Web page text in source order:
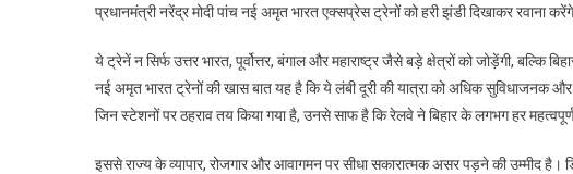
Express
:
बिहार
को
की
प्रधानमंत्री नरेंद्र मोदी पांच नई अमृत भारत एक्सप्रेस ट्रेनों को हरी झंडी दिखाकर रवाना
ये ट्रेनें न सिर्फ उत्तर भारत, पूर्वोत्तर, बंगाल और महाराष्ट्र जैसे बड़े क्षेत्रों को जोड़ेंगी,
नई अमृत भारत ट्रेनों की खास बात यह है कि ये लंबी दूरी की यात्रा को अधिक सुविधाजनक
जिन स्टेशनों पर ठहराव तय किया गया है, उनसे साफ है कि रेलवे ने बिहार के लगभग हर
इससे राज्य के व्यापार, रोजगार और आवागमन पर सीधा सकारात्मक असर पड़ने की उम्मीद